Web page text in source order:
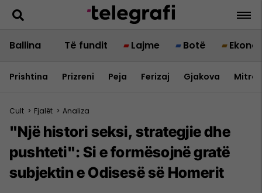
Ballina Të fundit Lajme Botë
Prishtina Prizreni Peja Ferizaj Gjakova
Cult > Fjalët > Analiza
"Një histori seksi, strategjie dhe
pushteti": Si e formësojnë gratë
subjektin e Odisesë së Homerit